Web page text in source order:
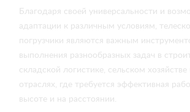
Благодаря своей универсальности и
адаптации к различным условиям,
погрузчики являются важным
выполнения разнообразных задач в
складской логистике, сельском хозяйстве
отраслях, где требуется эффективная
высоте и на расстоянии.